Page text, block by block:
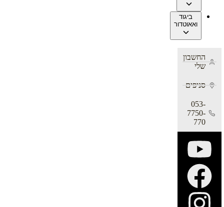
ביגוד
ואאוטדור
החשבון
שלי
סניפים
053-
7750-
770